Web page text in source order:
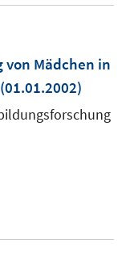
Mädchen in
In
(01.01.2002)